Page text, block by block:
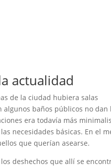
actualidad
de la ciudad hubiera salas
algunos baños públicos no dan
era todavía más
necesidades básicas. En el
que querían asearse.
deshechos que allí se